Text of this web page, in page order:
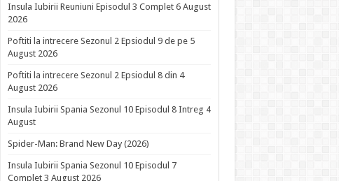
Insula Iubirii Reuniuni Episodul 3 Complet 6 August
2026
Poftiti la intrecere Sezonul 2 Epsiodul 9 de pe 5
August 2026
Poftiti la intrecere Sezonul 2 Epsiodul 8 din 4
August 2026
Insula Iubirii Spania Sezonul 10 Episodul 8 Intreg 4
August
Spider-Man: Brand New Day (2026)
Insula Iubirii Spania Sezonul 10 Episodul 7
Complet 3 August 2026